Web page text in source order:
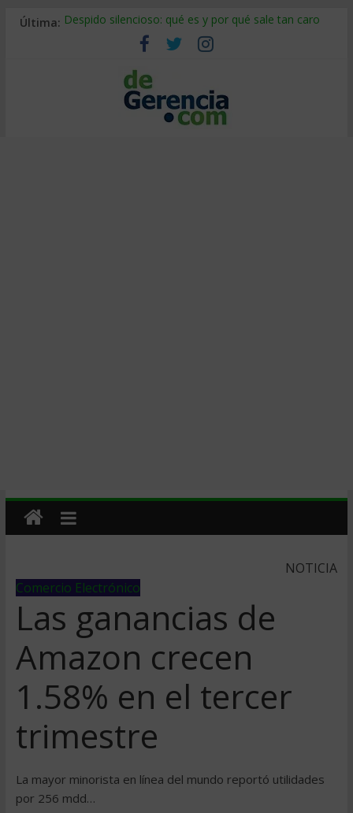
Última: Despido silencioso: qué es y por qué sale tan caro
La economía de Venezuela después del terremoto
Los 8 pasos de Kotter: liderar el cambio sin fracasar
Gestión de proyectos con IA: qué cambia en el oficio
IA y creatividad: cómo evitar que todos piensen igual
NOTICIA
Comercio Electrónico
Las ganancias de
Amazon crecen
1.58% en el tercer
trimestre
La mayor minorista en línea del mundo reportó utilidades
por 256 mdd…